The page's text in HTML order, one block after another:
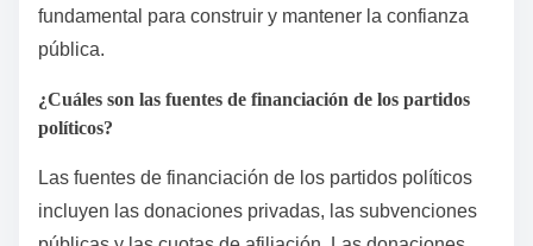
fundamental para construir y mantener la confianza
pública.
¿Cuáles son las fuentes de financiación de los partidos
políticos?
Las fuentes de financiación de los partidos políticos
incluyen las donaciones privadas, las subvenciones